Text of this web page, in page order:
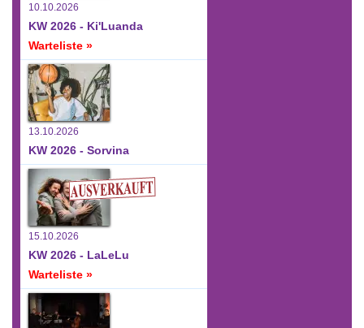
10.10.2026
KW 2026 - Ki'Luanda
Warteliste »
13.10.2026
KW 2026 - Sorvina
15.10.2026
KW 2026 - LaLeLu
Warteliste »